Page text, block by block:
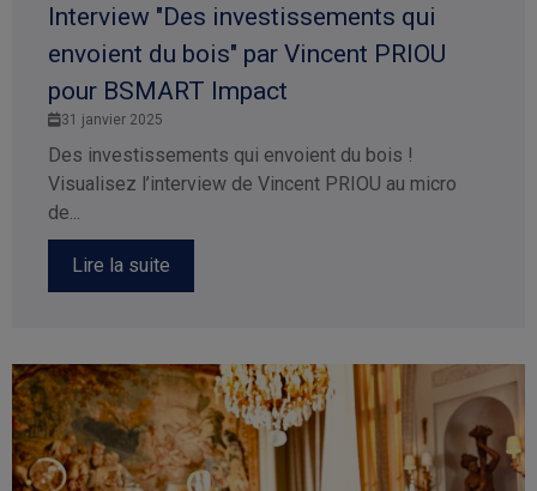
Interview "Des investissements qui
envoient du bois" par Vincent PRIOU
pour BSMART Impact
31 janvier 2025
Des investissements qui envoient du bois !
Visualisez l’interview de Vincent PRIOU au micro
de...
Lire la suite